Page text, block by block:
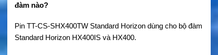
đàm nào?
Pin TT-CS-SHX400TW Standard Horizon dùng cho bộ đàm
Standard Horizon HX400IS và HX400.